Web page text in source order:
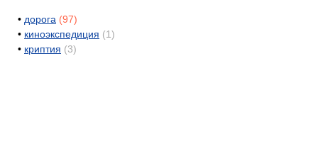
• дорога (97)
• киноэкспедиция (1)
• криптия (3)